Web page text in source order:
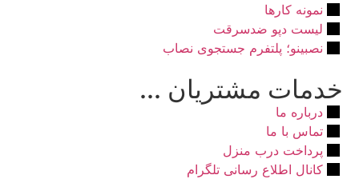
نمونه کارها
لیست دپو ضدسرقت
نصبینو؛ پلتفرم جستجوی نصاب
خدمات مشتریان ...
درباره ما
تماس با ما
پرداخت درب منزل
کانال اطلاع رسانی تلگرام